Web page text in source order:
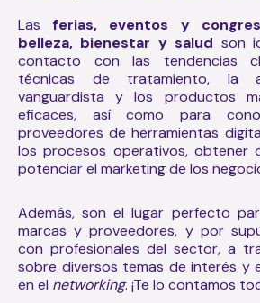
Lasferias, eventos y
belleza, bienestar y salud son
contacto con las tendencias
técnicas de tratamiento, la
vanguardista y los productos
eficaces, así como para
proveedores deherramientas
los procesos operativos, obtener
potenciar el marketing de los
Además, son el lugar perfecto
marcas y proveedores, y por
con profesionales del sector, a
sobre diversos temas de interés y
en el networking. ¡Te lo contamos